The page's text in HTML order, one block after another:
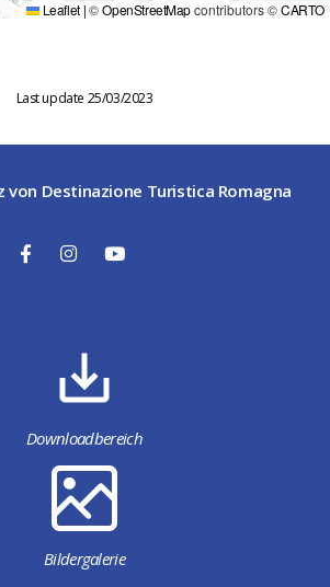
Leaflet |©OpenStreetMapcontributors ©CARTO
Last update 25/03/2023
von Destinazione Turistica Romagna
Downloadbereich
Bildergalerie